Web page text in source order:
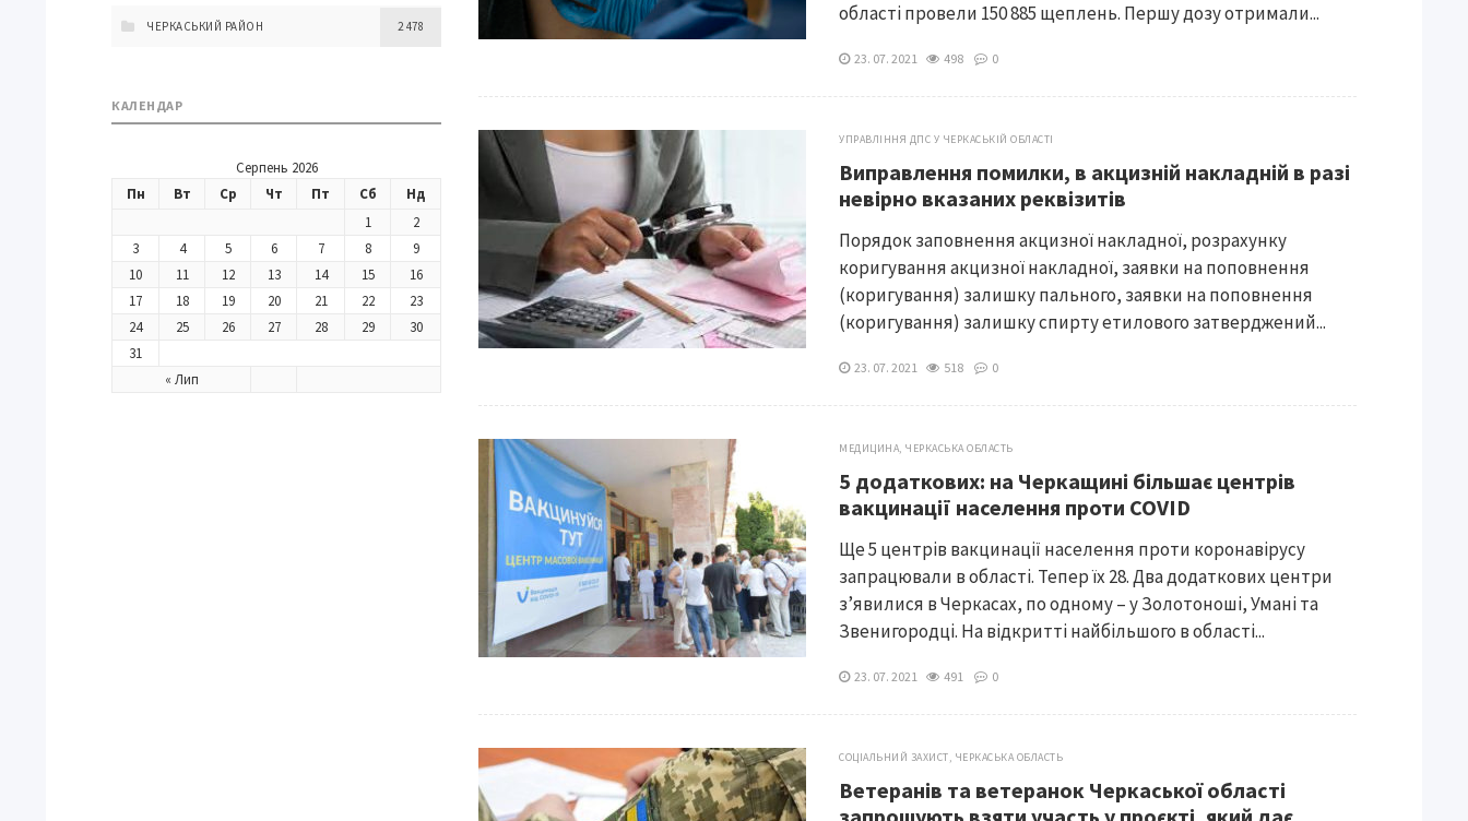
області провели 150 885 щеплень. Першу дозу отримали...
23. 07. 2021 498 0
УПРАВЛІННЯ ДПС У ЧЕРКАСЬКІЙ ОБЛАСТІ
Виправлення помилки, в акцизній накладній в разі
невірно вказаних реквізитів
Порядок заповнення акцизної накладної, розрахунку
коригування акцизної накладної, заявки на поповнення
(коригування) залишку пального, заявки на поповнення
(коригування) залишку спирту етилового затверджений...
23. 07. 2021 518 0
МЕДИЦИНА, ЧЕРКАСЬКА ОБЛАСТЬ
5 додаткових: на Черкащині більшає центрів
вакцинації населення проти COVID
Ще 5 центрів вакцинації населення проти коронавірусу
запрацювали в області. Тепер їх 28. Два додаткових центри
з’явилися в Черкасах, по одному – у Золотоноші, Умані та
Звенигородці. На відкритті найбільшого в області...
23. 07. 2021 491 0
СОЦІАЛЬНИЙ ЗАХИСТ, ЧЕРКАСЬКА ОБЛАСТЬ
Ветеранів та ветеранок Черкаської області
ЧЕРКАСЬКИЙ РАЙОН 2 478
КАЛЕНДАР
Серпень 2026
Пн
Вт Ср Чт Пт Сб Нд
« Лип
1
2
3
4 5 6 7 8
9
10
11 12 13 14 15
16
17
18 19 20 21 22
23
24
25 26 27 28 29
30
31